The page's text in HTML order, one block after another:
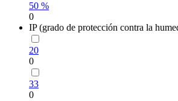
50 %
0
IP (grado de protección contra la
20
0
33
0